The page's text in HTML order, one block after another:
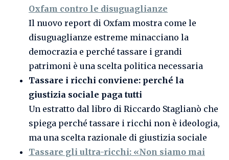
Oxfam contro le disuguaglianze
Il nuovo report di Oxfam mostra come le
disuguaglianze estreme minacciano la
democrazia e perché tassare i grandi
patrimoni è una scelta politica necessaria
Tassare i ricchi conviene: perché la
giustizia sociale paga tutti
Un estratto dal libro di Riccardo Staglianò che
spiega perché tassare i ricchi non è ideologia,
ma una scelta razionale di giustizia sociale
Tassare gli ultra-ricchi: «Non siamo mai